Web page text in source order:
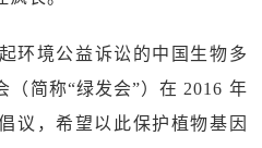
环境公益诉讼的中国生物多
（简称“绿发会”）在 2016 年
议，希望以此保护植物基因